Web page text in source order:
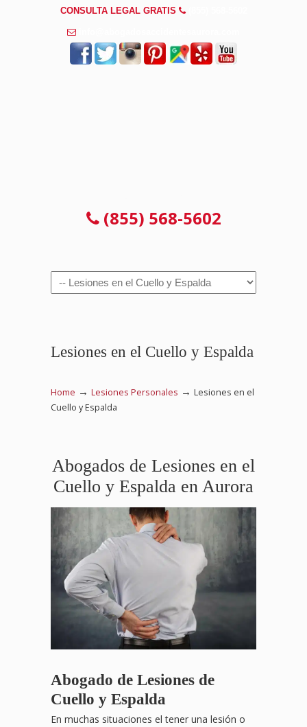
CONSULTA LEGAL GRATIS
(855) 568-5602
Navigation
Lesiones en el Cuello y Espalda
Home → Lesiones Personales → Lesiones en el
Cuello y Espalda
Abogados de Lesiones en el
Cuello y Espalda en Aurora
Abogado de Lesiones de
Cuello y Espalda
En muchas situaciones el tener una lesión o